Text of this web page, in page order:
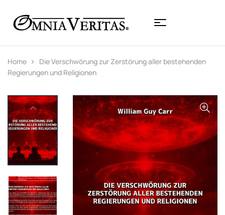
Home
Die Verschwörung zur Zerstörung aller bestehenden
Regierungen und Religionen